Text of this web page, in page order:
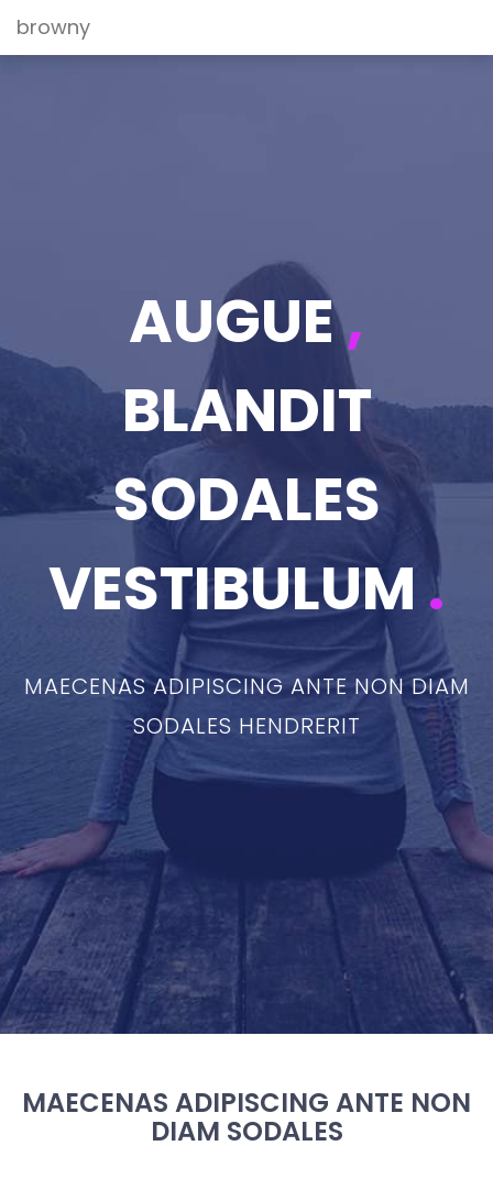
browny
AUGUE,
BLANDIT
SODALES
VESTIBULUM.
MAECENAS ADIPISCING ANTE NON DIAM
SODALES HENDRERIT
MAECENAS ADIPISCING ANTE NON
DIAM SODALES